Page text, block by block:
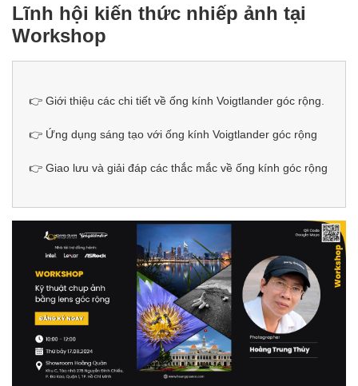
Lĩnh hội kiến thức nhiếp ảnh tại
Workshop
👉 Giới thiệu các chi tiết về ống kính Voigtlander góc rộng.
👉 Ứng dụng sáng tạo với ống kính Voigtlander góc rộng
👉 Giao lưu và giải đáp các thắc mắc về ống kính góc rộng